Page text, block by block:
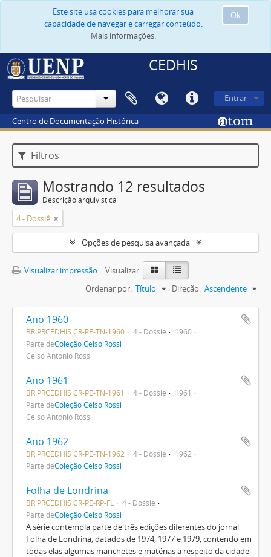
Ok
Este site usa cookies para melhorar sua
capacidade de navegar e carregar conteúdo.
Mais informações.
CEDHIS
Entrar
Centro de Documentação Histórica
Filtros
Mostrando 12 resultados
Descrição arquivística
4 - Dossiê
Opções de pesquisa avançada
Visualizar impressão
Visualizar:
Ordenar por: Título Direção: Ascendente
Ano 1960
BR PRCEDHIS CR-PE-TN-1960 4 - Dossiê
1960
Parte deColeção Celso Rossi
Celso Antônio Rossi
Ano 1961
BR PRCEDHIS CR-PE-TN-1961 4 - Dossiê
1961
Parte deColeção Celso Rossi
Celso Antônio Rossi
Ano 1962
BR PRCEDHIS CR-PE-TN-1962 4 - Dossiê
1962
Parte deColeção Celso Rossi
Folha de Londrina
BR PRCEDHIS CR-PE-RP-FL
4 - Dossiê
Parte deColeção Celso Rossi
A série contempla parte de três edições diferentes do jornal
Folha de Londrina, datados de 1974, 1977 e 1979, contendo em
todas elas algumas manchetes e matérias a respeito da cidade